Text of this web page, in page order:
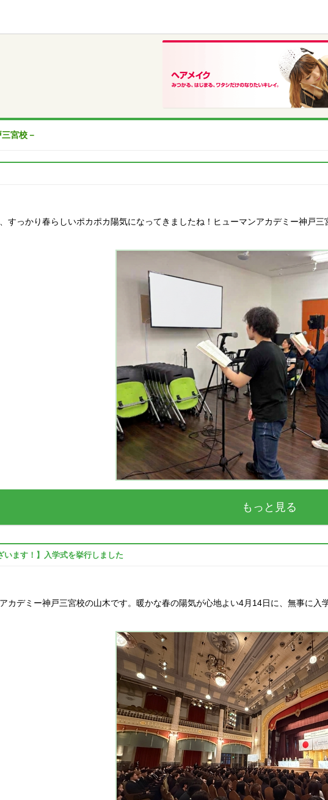
宮校－
すっかり春らしいポカポカ陽気になってきましたね！ヒューマンアカデミー神戸
もっと見る
います！】入学式を挙行しました
カデミー神戸三宮校の山木です。暖かな春の陽気が心地よい4月14日に、無事に